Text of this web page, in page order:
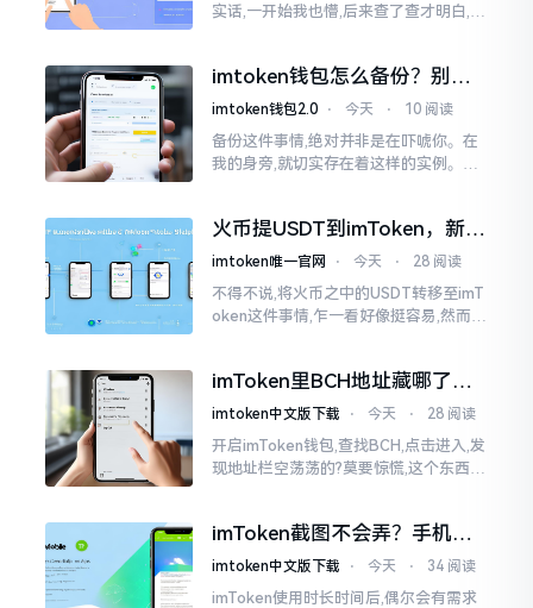
实话,一开始我也懵,后来查了查才明白,爱
就是芬兰。
imtoken钱包怎么备份？别等
丢了才后悔
imtoken钱包2.0 ⋅ 今天 ⋅ 10 阅读
备份这件事情,绝对并非是在吓唬你。在
我的身旁,就切实存在着这样的实例。有
失得无影无踪了
火币提USDT到imToken，新手
最容易踩的坑
imtoken唯一官网 ⋅ 今天 ⋅ 28 阅读
不得不说,将火币之中的USDT转移至imT
oken这件事情,乍一看好像挺容易,然而在
imToken里BCH地址藏哪了？
手把手教你找对位置
imtoken中文版下载 ⋅ 今天 ⋅ 28 阅读
开启imToken钱包,查找BCH,点击进入,发
现地址栏空荡荡的?莫要惊慌,这个东西隐
imToken截图不会弄？手机这
招教你搞定
imtoken中文版下载 ⋅ 今天 ⋅ 34 阅读
imToken使用时长时间后,偶尔会有需求